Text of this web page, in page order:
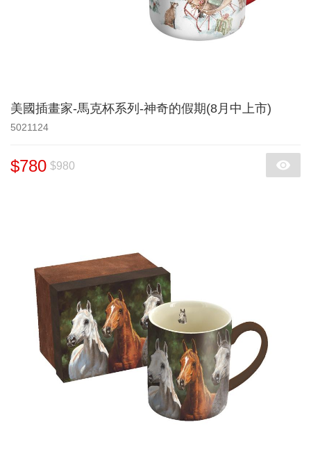
美國插畫家-馬克杯系列-神奇的假期(8月中上市)
5021124
$780 $980